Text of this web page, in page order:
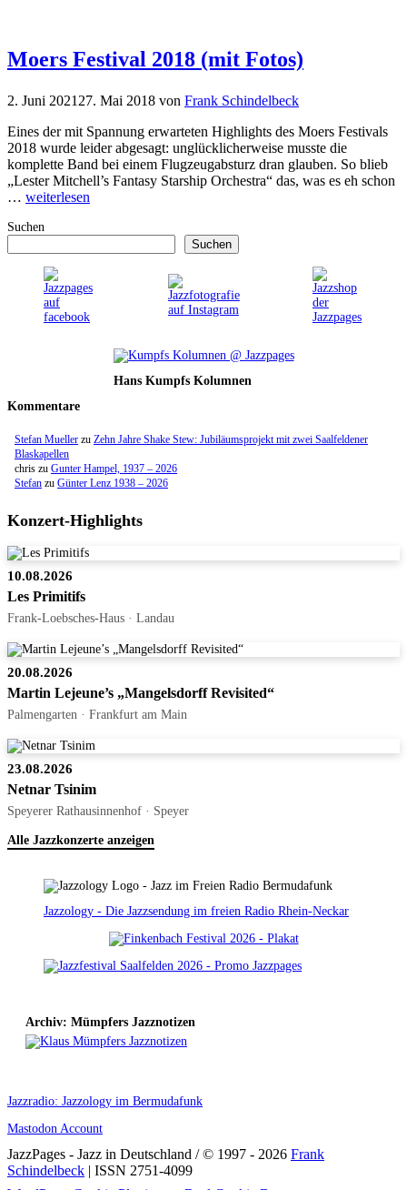
Moers Festival 2018 (mit Fotos)
2. Juni 2021 27. Mai 2018 von Frank Schindelbeck
Eines der mit Spannung erwarteten Highlights des Moers Festivals
2018 wurde leider abgesagt: unglücklicherweise musste die
komplette Band bei einem Flugzeugabsturz dran glauben. So blieb
„Lester Mitchell’s Fantasy Starship Orchestra“ das, was es eh schon
… weiterlesen
Suchen
Suchen
Hans Kumpfs Kolumnen
Kommentare
Stefan Mueller zu Zehn Jahre Shake Stew: Jubiläumsprojekt mit zwei Saalfeldener
Blaskapellen
chris zu Gunter Hampel, 1937 – 2026
Stefan zu Günter Lenz 1938 – 2026
Konzert-Highlights
10.08.2026
Les Primitifs
Frank-Loebsches-Haus · Landau
20.08.2026
Martin Lejeune’s „Mangelsdorff Revisited“
Palmengarten · Frankfurt am Main
23.08.2026
Netnar Tsinim
Speyerer Rathausinnenhof · Speyer
Alle Jazzkonzerte anzeigen
Jazzology - Die Jazzsendung im freien Radio Rhein-Neckar
Archiv: Mümpfers Jazznotizen
Jazzradio: Jazzology im Bermudafunk
Mastodon Account
JazzPages - Jazz in Deutschland / © 1997 - 2026 Frank
Schindelbeck | ISSN 2751-4099